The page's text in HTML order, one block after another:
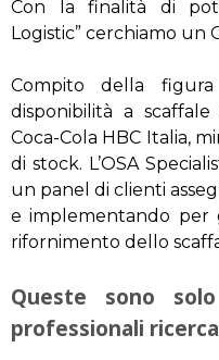
Con la finalità di
Logistic” cerchiamo un
Compito della
disponibilità a
Coca-Cola HBC Italia,
di stock. L’OSA
un panel di clienti
e implementando per
rifornimento dello
Queste sono
professionali